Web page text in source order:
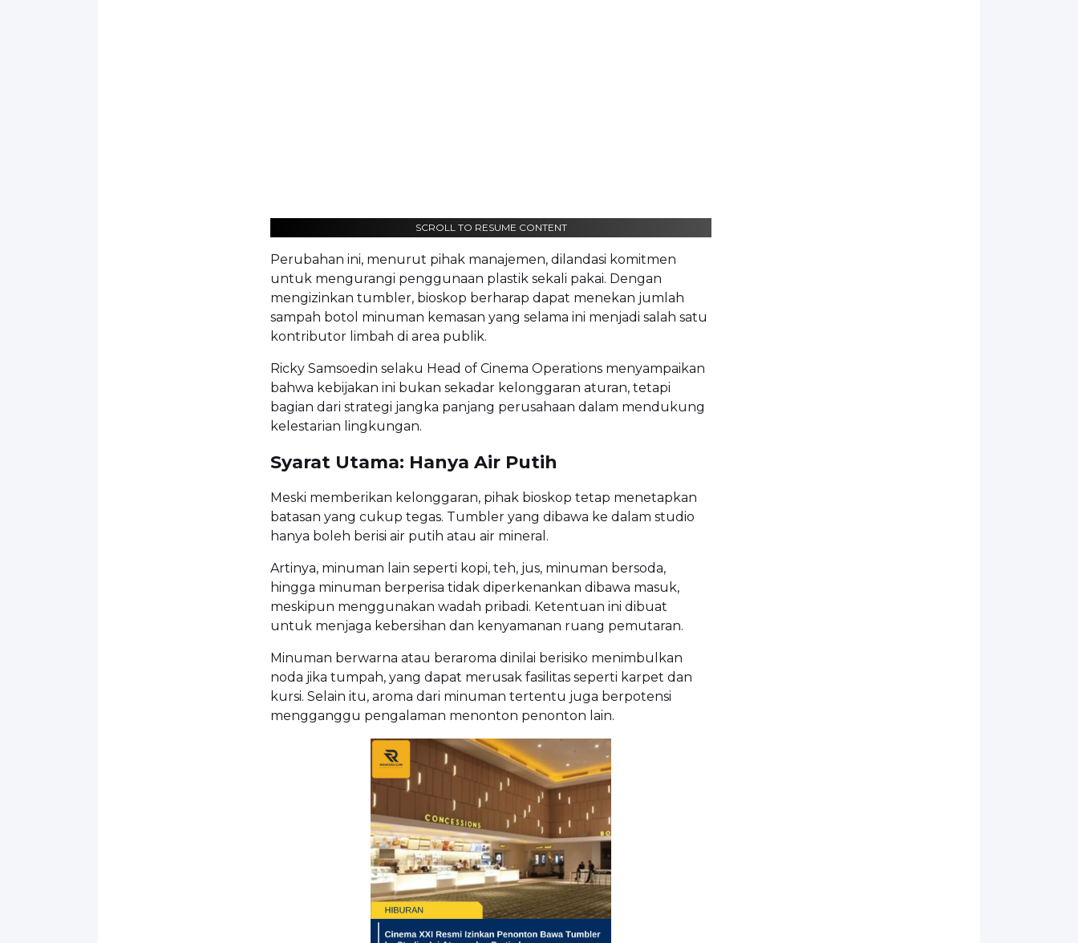
SCROLL TO RESUME CONTENT
Perubahan ini, menurut pihak manajemen, dilandasi komitmen
untuk mengurangi penggunaan plastik sekali pakai. Dengan
mengizinkan tumbler, bioskop berharap dapat menekan jumlah
sampah botol minuman kemasan yang selama ini menjadi salah satu
kontributor limbah di area publik.
Ricky Samsoedin selaku Head of Cinema Operations menyampaikan
bahwa kebijakan ini bukan sekadar kelonggaran aturan, tetapi
bagian dari strategi jangka panjang perusahaan dalam mendukung
kelestarian lingkungan.
Syarat Utama: Hanya Air Putih
Meski memberikan kelonggaran, pihak bioskop tetap menetapkan
batasan yang cukup tegas. Tumbler yang dibawa ke dalam studio
hanya boleh berisi air putih atau air mineral.
Artinya, minuman lain seperti kopi, teh, jus, minuman bersoda,
hingga minuman berperisa tidak diperkenankan dibawa masuk,
meskipun menggunakan wadah pribadi. Ketentuan ini dibuat
untuk menjaga kebersihan dan kenyamanan ruang pemutaran.
Minuman berwarna atau beraroma dinilai berisiko menimbulkan
noda jika tumpah, yang dapat merusak fasilitas seperti karpet dan
kursi. Selain itu, aroma dari minuman tertentu juga berpotensi
mengganggu pengalaman menonton penonton lain.